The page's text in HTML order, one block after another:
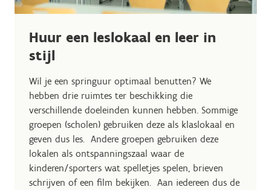
Huur een leslokaal en leer in
stijl
Wil je een springuur optimaal benutten? We
hebben drie ruimtes ter beschikking die
verschillende doeleinden kunnen hebben. Sommige
groepen (scholen) gebruiken deze als klaslokaal en
geven dus les. Andere groepen gebruiken deze
lokalen als ontspanningszaal waar de
kinderen/sporters wat spelletjes spelen, brieven
schrijven of een film bekijken. Aan iedereen dus de